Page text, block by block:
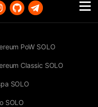
PoW SOLO
Classic SOLO
SOLO
SOLO